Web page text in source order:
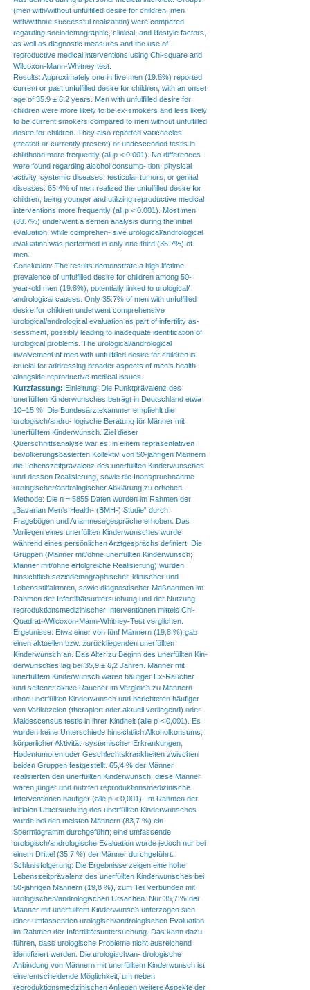
(men with/without unfulfilled desire for children; men
with/without successful realization) were compared
regarding sociodemographic, clinical, and lifestyle factors,
as well as diagnostic measures and the use of
reproductive medical interventions using Chi-square and
Wilcoxon-Mann-Whitney test.
Results: Approximately one in five men (19.8%) reported
current or past unfulfilled desire for children, with an onset
age of 35.9 ± 6.2 years. Men with unfulfilled desire for
children were more likely to be ex-smokers and less likely
to be current smokers compared to men without unfulfilled
desire for children. They also reported varicoceles
(treated or currently present) or undescended testis in
childhood more frequently (all p < 0.001). No differences
were found regarding alcohol consump- tion, physical
activity, systemic diseases, testicular tumors, or genital
diseases. 65.4% of men realized the unfulfilled desire for
children, being younger and utilizing reproductive medical
interventions more frequently (all p < 0.001). Most men
(83.7%) underwent a semen analysis during the initial
evaluation, while comprehen- sive urological/andrological
evaluation was performed in only one-third (35.7%) of
men.
Conclusion: The results demonstrate a high lifetime
prevalence of unfulfilled desire for children among 50-
year-old men (19.8%), potentially linked to urological/
andrological causes. Only 35.7% of men with unfulfilled
desire for children underwent comprehensive
urological/andrological evaluation as part of infertility as-
sessment, possibly leading to inadequate identification of
urological problems. The urological/andrological
involvement of men with unfulfilled desire for children is
crucial for addressing broader aspects of men‘s health
alongside reproductive medical issues.
Kurzfassung: Einleitung: Die Punktprävalenz des
unerfüllten Kinderwunsches beträgt in Deutschland etwa
10–15 %. Die Bundesärztekammer empfiehlt die
urologisch/andro- logische Beratung für Männer mit
unerfülltem Kinderwunsch. Ziel dieser
Querschnittsanalyse war es, in einem repräsentativen
bevölkerungsbasierten Kollektiv von 50-jährigen Männern
die Lebenszeitprävalenz des unerfüllten Kinderwunsches
und dessen Realisierung, sowie die Inanspruchnahme
urologischer/andrologischer Abklärung zu erheben.
Methode: Die n = 5855 Daten wurden im Rahmen der
„Bavarian Men‘s Health- (BMH-) Studie“ durch
Fragebögen und Anamnesegespräche erhoben. Das
Vorliegen eines unerfüllten Kinderwunsches wurde
während eines persönlichen Arztgesprächs definiert. Die
Gruppen (Männer mit/ohne unerfüllten Kinderwunsch;
Männer mit/ohne erfolgreiche Realisierung) wurden
hinsichtlich soziodemographischer, klinischer und
Lebensstilfaktoren, sowie diagnostischer Maßnahmen im
Rahmen der Infertilitätsuntersuchung und der Nutzung
reproduktionsmedizinischer Interventionen mittels Chi-
Quadrat-/Wilcoxon-Mann-Whitney-Test verglichen.
Ergebnisse: Etwa einer von fünf Männern (19,8 %) gab
einen aktuellen bzw. zurückliegenden unerfüllten
Kinderwunsch an. Das Alter zu Beginn des unerfüllten Kin-
derwunsches lag bei 35,9 ± 6,2 Jahren. Männer mit
unerfülltem Kinderwunsch waren häufiger Ex-Raucher
und seltener aktive Raucher im Vergleich zu Männern
ohne unerfüllten Kinderwunsch und berichteten häufiger
von Varikozelen (therapiert oder aktuell vorliegend) oder
Maldescensus testis in ihrer Kindheit (alle p < 0,001). Es
wurden keine Unterschiede hinsichtlich Alkoholkonsums,
körperlicher Aktivität, systemischer Erkrankungen,
Hodentumoren oder Geschlechtskrankheiten zwischen
beiden Gruppen festgestellt. 65,4 % der Männer
realisierten den unerfüllten Kinderwunsch; diese Männer
waren jünger und nutzten reproduktionsmedizinische
Interventionen häufiger (alle p < 0,001). Im Rahmen der
initialen Untersuchung des unerfüllten Kinderwunsches
wurde bei den meisten Männern (83,7 %) ein
Spermiogramm durchgeführt; eine umfassende
urologisch/andrologische Evaluation wurde jedoch nur bei
einem Drittel (35,7 %) der Männer durchgeführt.
Schlussfolgerung: Die Ergebnisse zeigen eine hohe
Lebenszeitprävalenz des unerfüllten Kinderwunsches bei
50-jährigen Männern (19,8 %), zum Teil verbunden mit
urologischen/andrologischen Ursachen. Nur 35,7 % der
Männer mit unerfülltem Kinderwunsch unterzogen sich
einer umfassenden urologisch/andrologischen Evaluation
im Rahmen der Infertilitätsuntersuchung. Das kann dazu
führen, dass urologische Probleme nicht ausreichend
identifiziert werden. Die urologisch/an- drologische
Anbindung von Männern mit unerfülltem Kinderwunsch ist
eine entscheidende Möglichkeit, um neben
reproduktionsmedizinischen Anliegen weitere Aspekte der